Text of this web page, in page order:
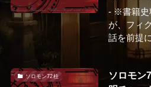
- ※書籍史
が、フィ
話を前提
ソロモン72柱
ソロモン